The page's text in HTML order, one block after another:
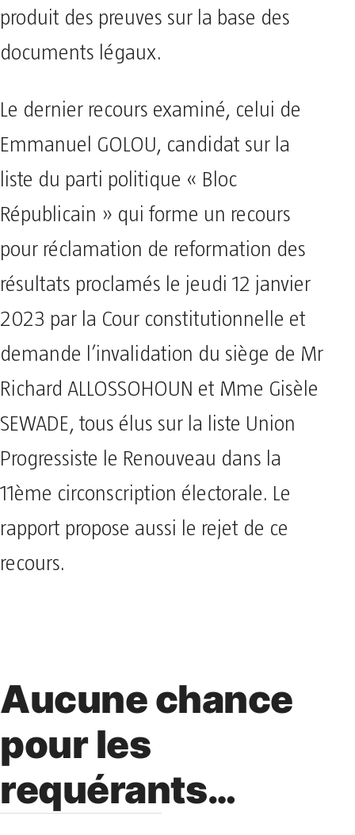
produit des preuves sur la base des
documents légaux.
Le dernier recours examiné, celui de
Emmanuel GOLOU, candidat sur la
liste du parti politique « Bloc
Républicain » qui forme un recours
pour réclamation de reformation des
résultats proclamés le jeudi 12 janvier
2023 par la Cour constitutionnelle et
demande l’invalidation du siège de Mr
Richard ALLOSSOHOUN et Mme Gisèle
SEWADE, tous élus sur la liste Union
Progressiste le Renouveau dans la
11ème circonscription électorale. Le
rapport propose aussi le rejet de ce
recours.
Aucune chance
pour les
requérants…